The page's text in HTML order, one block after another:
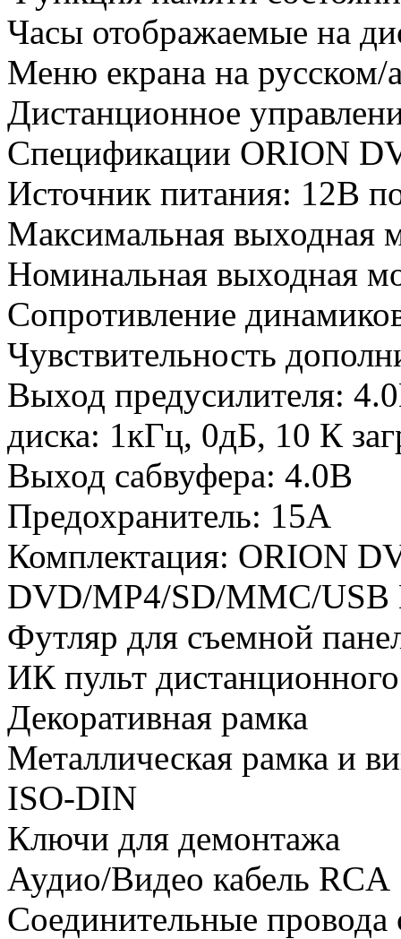
Часы отображаемые на
Меню екрана на русском/
Дистанционное
Спецификации ORION
Источник питания: 12В
Максимальная выходная
Номинальная выходная
Сопротивление
Чувствительность
Выход предусилителя:
диска: 1кГц, 0дБ, 10 К
Выход сабвуфера: 4.0В
Предохранитель: 15А
Комплектация: ORION
DVD/MP4/SD/MMC/USB
Футляр для съемной
ИК пульт
Декоративная рамка
Металлическая рамка и
ISO-DIN
Ключи для демонтажа
Аудио/Видео кабель RCA
Соединительные